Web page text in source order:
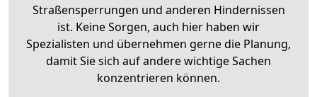
Straßensperrungen und anderen Hindernissen
ist. Keine Sorgen, auch hier haben wir
Spezialisten und übernehmen gerne die Planung,
damit Sie sich auf andere wichtige Sachen
konzentrieren können.